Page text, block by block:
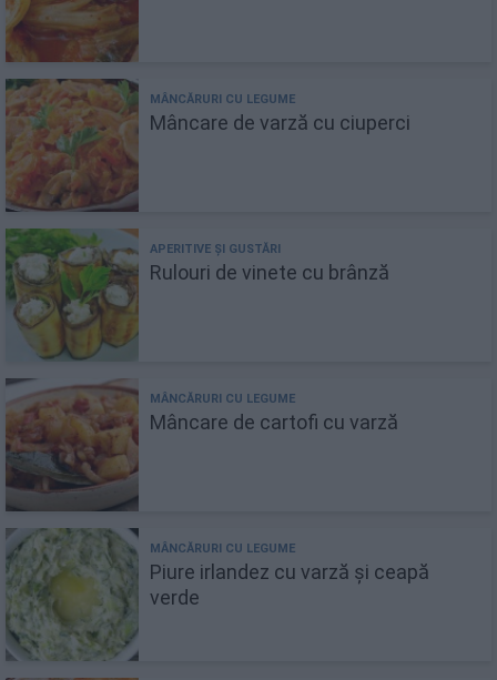
Mâncare de varză cu ciuperci
Rulouri de vinete cu brânză
Mâncare de cartofi cu varză
Piure irlandez cu varză și ceapă
verde